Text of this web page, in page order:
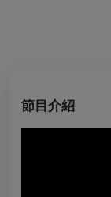
節目介紹